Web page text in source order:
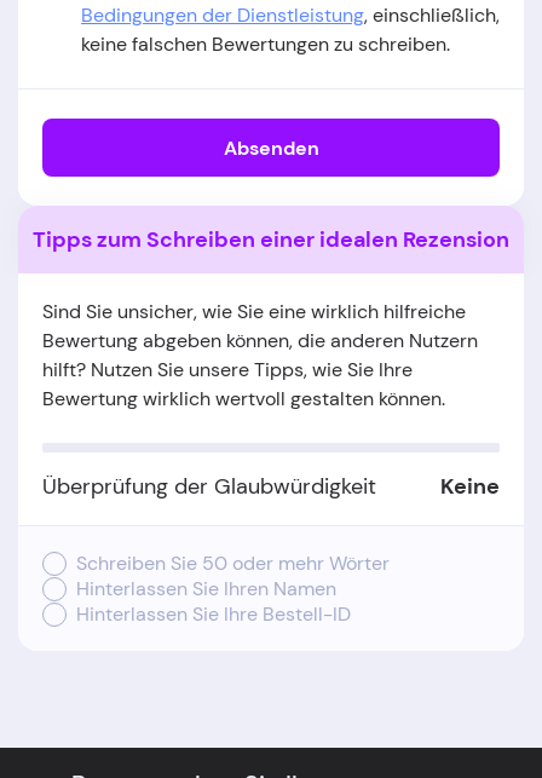
Bedingungen der Dienstleistung, einschließlich,
keine falschen Bewertungen zu schreiben.
Absenden
Tipps zum Schreiben einer idealen Rezension
Sind Sie unsicher, wie Sie eine wirklich hilfreiche
Bewertung abgeben können, die anderen Nutzern
hilft? Nutzen Sie unsere Tipps, wie Sie Ihre
Bewertung wirklich wertvoll gestalten können.
Überprüfung der Glaubwürdigkeit Keine
Schreiben Sie 50 oder mehr Wörter
Hinterlassen Sie Ihren Namen
Hinterlassen Sie Ihre Bestell-ID